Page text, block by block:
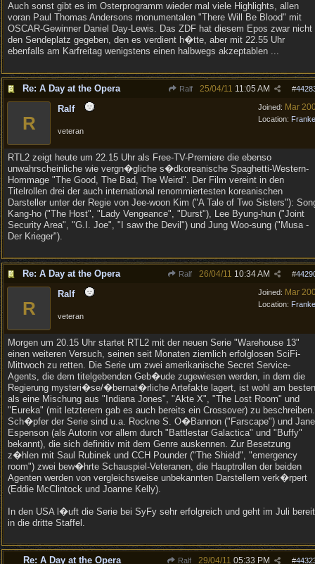
Auch sonst gibt es im Osterprogramm wieder mal viele Highlights, allen
voran Paul Thomas Andersons monumentalen "There Will Be Blood" mit
OSCAR-Gewinner Daniel Day-Lewis. Das ZDF hat diesem Epos zwar nicht
den Sendeplatz gegeben, den es verdient h�tte, aber mit 22.55 Uhr
ebenfalls am Karfreitag wenigstens einen halbwegs akzeptablen ...
Re: A Day at the Opera Ralf #
25/04/11 11:05 AM
Joined: Mar
Location:
R
Ralf
veteran
RTL2 zeigt heute um 22.15 Uhr als Free-TV-Premiere die ebenso
unwahrscheinliche wie vergn�gliche s�dkoreanische Spaghetti-Western-
Hommage "The Good, The Bad, The Weird". Der Film vereint in den
Titelrollen drei der auch international renommiertesten koreanischen
Darsteller unter der Regie von Jee-woon Kim ("A Tale of Two Sisters"):
Kang-ho ("The Host", "Lady Vengeance", "Durst"), Lee Byung-hun ("Joint
Security Area", "G.I. Joe", "I saw the Devil") und Jung Woo-sung ("Musa -
Der Krieger").
Re: A Day at the Opera Ralf #
26/04/11 10:34 AM
Joined: Mar
Location:
R
Ralf
veteran
Morgen um 20.15 Uhr startet RTL2 mit der neuen Serie "Warehouse 13"
einen weiteren Versuch, seinen seit Monaten ziemlich erfolglosen SciFi-
Mittwoch zu retten. Die Serie um zwei amerikanische Secret Service-
Agents, die dem titelgebenden Geb�ude zugewiesen werden, in dem die
Regierung mysteri�se/�bernat�rliche Artefakte lagert, ist wohl am besten
als eine Mischung aus "Indiana Jones", "Akte X", "The Lost Room" und
"Eureka" (mit letzterem gab es auch bereits ein Crossover) zu beschreiben.
Sch�pfer der Serie sind u.a. Rockne S. O�Bannon ("Farscape") und Jane
Espenson (als Autorin vor allem durch "Battlestar Galactica" und "Buffy"
bekannt), die sich definitiv mit dem Genre auskennen. Zur Besetzung
z�hlen mit Saul Rubinek und CCH Pounder ("The Shield", "emergency
room") zwei bew�hrte Schauspiel-Veteranen, die Hauptrollen der beiden
Agenten werden von vergleichsweise unbekannten Darstellern verk�rpert
(Eddie McClintock und Joanne Kelly).
In den USA l�uft die Serie bei SyFy sehr erfolgreich und geht im Juli
in die dritte Staffel.
Re: A Day at the Opera Ralf #
29/04/11 05:33 PM